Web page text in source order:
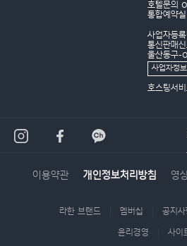
호텔문의
통합예약
사업자등
통신판매
울산동구-
사업자정
호스팅서
이용약관 개인정보처리방침 영
라한 브랜드 멤버십 공지사
윤리경영 사이